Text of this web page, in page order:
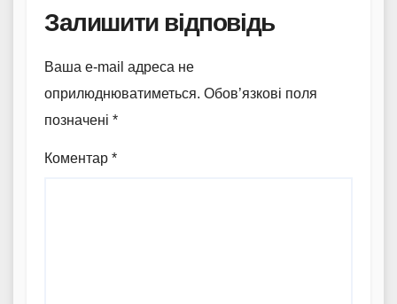
Залишити відповідь
Ваша e-mail адреса не
оприлюднюватиметься. Обов’язкові поля
позначені *
Коментар *